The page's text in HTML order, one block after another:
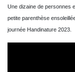
Une dizaine de personnes
petite parenthèse
journée Handinature 2023.